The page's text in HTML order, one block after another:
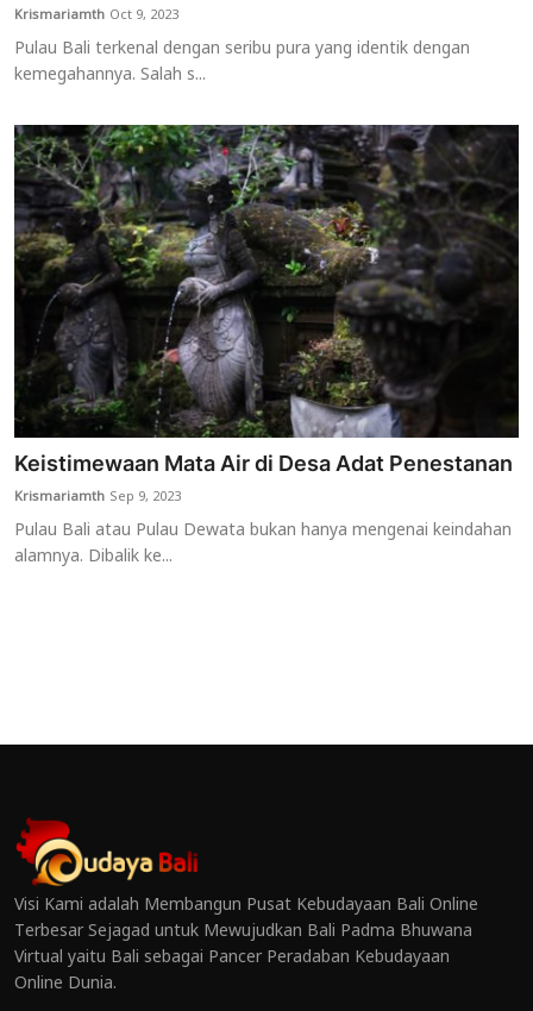
Krismariamth Oct 9, 2023
Pulau Bali terkenal dengan seribu pura yang identik dengan
kemegahannya. Salah s...
Keistimewaan Mata Air di Desa Adat Penestanan
Krismariamth Sep 9, 2023
Pulau Bali atau Pulau Dewata bukan hanya mengenai keindahan
alamnya. Dibalik ke...
Visi Kami adalah Membangun Pusat Kebudayaan Bali Online
Terbesar Sejagad untuk Mewujudkan Bali Padma Bhuwana
Virtual yaitu Bali sebagai Pancer Peradaban Kebudayaan
Online Dunia.